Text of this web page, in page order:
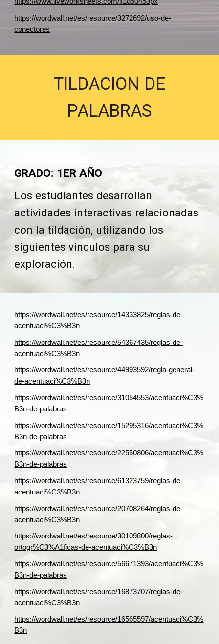
https://wordwall.net/es/resource/3272692/uso-de-
conectores
TILDACION DE
PALABRAS
GRADO: 1ER AÑO
Los estudiantes desarrollan
actividades interactivas relacionadas
con la tildación, utilizando los
siguientes vínculos para su
exploración.
https://wordwall.net/es/resource/14333825/reglas-de-
acentuaci%C3%B3n
https://wordwall.net/es/resource/54367435/reglas-de-
acentuaci%C3%B3n
https://wordwall.net/es/resource/44993592/regla-general-
de-acentuaci%C3%B3n
https://wordwall.net/es/resource/31054553/acentuaci%C3%
B3n-de-palabras
https://wordwall.net/es/resource/15295316/acentuaci%C3%
B3n-de-palabras
https://wordwall.net/es/resource/22550806/acentuaci%C3%
B3n-de-palabras
https://wordwall.net/es/resource/61323759/reglas-de-
acentuaci%C3%B3n
https://wordwall.net/es/resource/20708264/reglas-de-
acentuaci%C3%B3n
https://wordwall.net/es/resource/30109800/reglas-
ortogr%C3%A1ficas-de-acentuaci%C3%B3n
https://wordwall.net/es/resource/56671393/acentuaci%C3%
B3n-de-palabras
https://wordwall.net/es/resource/16873707/reglas-de-
acentuaci%C3%B3n
https://wordwall.net/es/resource/16565597/acentuaci%C3%
B3n